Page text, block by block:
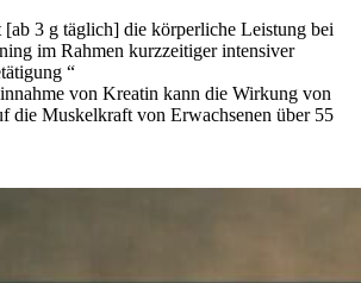
[ab 3 g täglich] die körperliche Leistung bei
im Rahmen kurzzeitiger intensiver
“
von Kreatin kann die Wirkung von
die Muskelkraft von Erwachsenen über 55